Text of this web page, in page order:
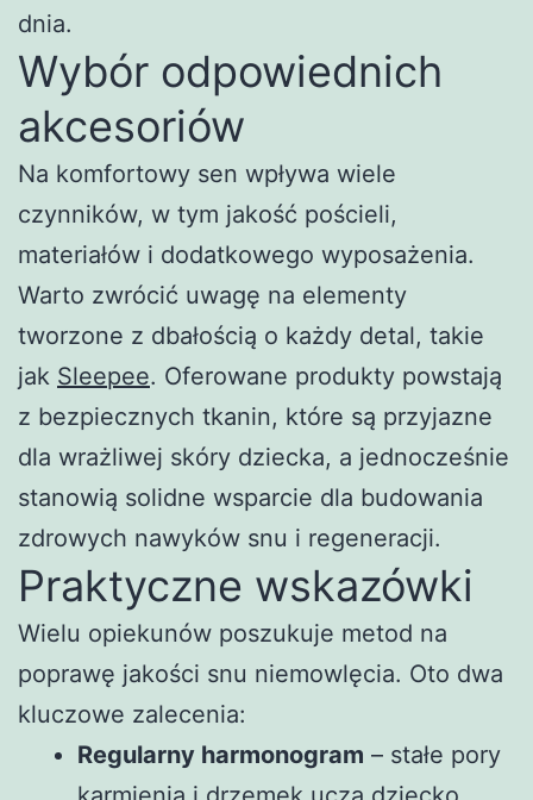
dnia.
Wybór odpowiednich
akcesoriów
Na komfortowy sen wpływa wiele
czynników, w tym jakość pościeli,
materiałów i dodatkowego wyposażenia.
Warto zwrócić uwagę na elementy
tworzone z dbałością o każdy detal, takie
jak Sleepee. Oferowane produkty powstają
z bezpiecznych tkanin, które są przyjazne
dla wrażliwej skóry dziecka, a jednocześnie
stanowią solidne wsparcie dla budowania
zdrowych nawyków snu i regeneracji.
Praktyczne wskazówki
Wielu opiekunów poszukuje metod na
poprawę jakości snu niemowlęcia. Oto dwa
kluczowe zalecenia:
Regularny harmonogram – stałe pory